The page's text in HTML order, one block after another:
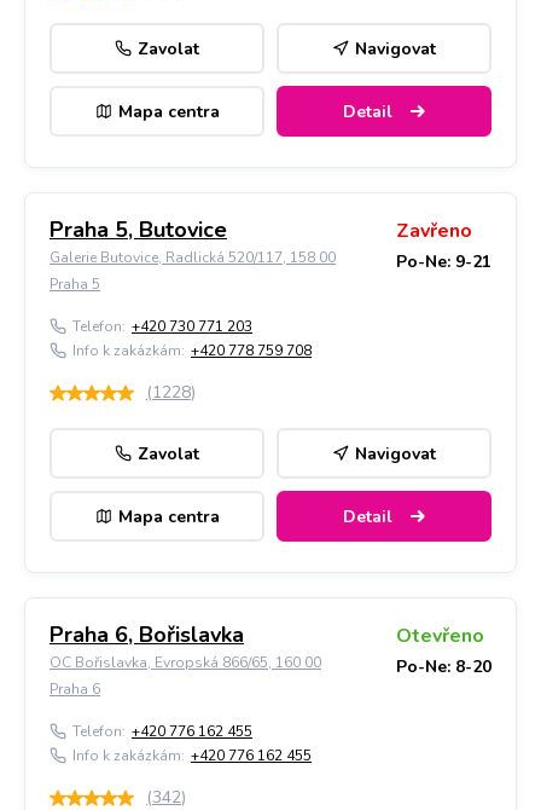
Zavolat Navigovat
Mapa centra Detail
Praha 5, Butovice
Galerie Butovice, Radlická 520/117, 158 00
Praha 5
Zavřeno
Po-Ne: 9-21
Telefon: +420 730 771 203
Info k zakázkám: +420 778 759 708
(1228)
Zavolat Navigovat
Mapa centra Detail
Praha 6, Bořislavka
OC Bořislavka, Evropská 866/65, 160 00
Praha 6
Otevřeno
Po-Ne: 8-20
Telefon: +420 776 162 455
Info k zakázkám: +420 776 162 455
(342)